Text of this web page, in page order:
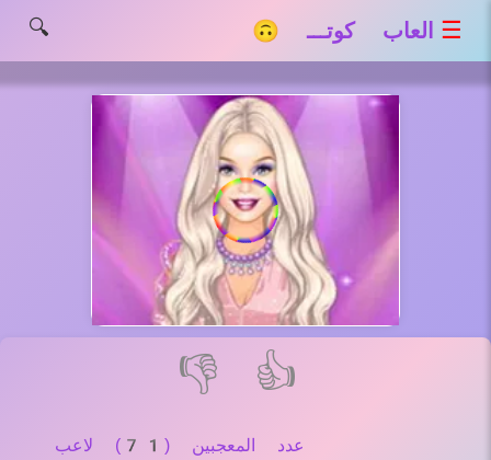
☰ العاب كوتـــ 🙃 🔍
👍
👎
عدد المعجبين (71) لاعب